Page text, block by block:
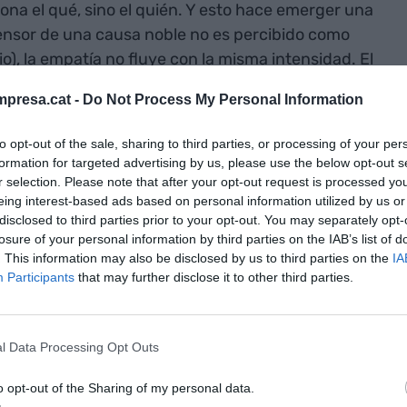
- Do Not Process My Personal Information
opt-out of the sale, sharing to third parties, or processing of your
for targeted advertising by us, please use the below opt-out
selection. Please note that after your opt-out request is processed
interest-based ads based on personal information utilized by us
to third parties prior to your opt-out. You may separately
of your personal information by third parties on the IAB’s list of
This information may also be disclosed by us to third parties on the
Participants that may further disclose it to other third parties.
Data Processing Opt Outs
opt-out of the Sharing of my personal data.
el qué, sino el quién. Y esto hace emerger una
de una causa noble no es percibido como
la empatía no fluye con la misma intensidad. El
girando en torno al perfil personal en
años insistiendo en esta idea. Modelos como
la importancia de construir una coalición
con tener una buena estrategia; es
generen confianza y capacidad de
ponen en marcha pruebas piloto, a
el área o el equipo no es solo técnico, sino
haya perfiles con legitimidad interna,
entre discurso y comportamiento.
será juzgado por sus resultados, sino también